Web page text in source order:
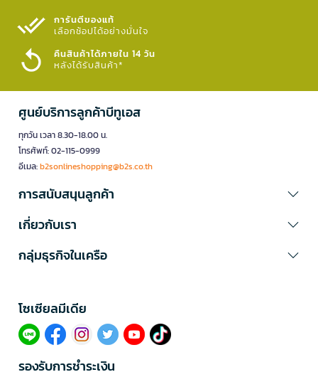
การันตีของแท้
เลือกช้อปได้อย่างมั่นใจ​
คืนสินค้าได้ภายใน 14 วัน
หลังได้รับสินค้า*
ศูนย์บริการลูกค้าบีทูเอส
ทุกวัน เวลา 8.30-18.00 น.
โทรศัพท์: 02-115-0999
อีเมล:b2sonlineshopping@b2s.co.th
การสนับสนุนลูกค้า
เกี่ยวกับเรา
กลุ่มธุรกิจในเครือ
โซเซียลมีเดีย​
รองรับการชำระเงิน